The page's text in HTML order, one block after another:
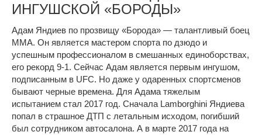
ИНГУШСКОЙ «БОРОДЫ»
Адам Яндиев по прозвищу «Борода» — талантливый боец
ММА. Он является мастером спорта по дзюдо и
успешным профессионалом в смешанных единоборствах,
его рекорд 9-1. Сейчас Адам является первым ингушом,
подписанным в UFC. Но даже у одаренных спортсменов
бывают черные времена. Для Адама тяжелым
испытанием стал 2017 год. Сначала Lamborghini Яндиева
попал в страшное ДТП с летальным исходом, погибший
был сотрудником автосалона. А в марте 2017 года на